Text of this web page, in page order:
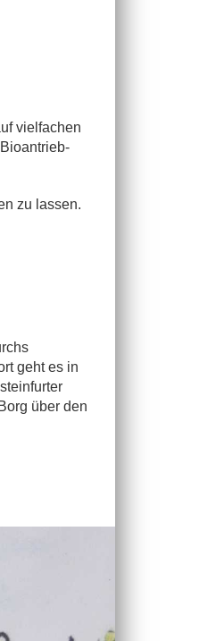
vielfachen
zu lassen.
geht es in
über den